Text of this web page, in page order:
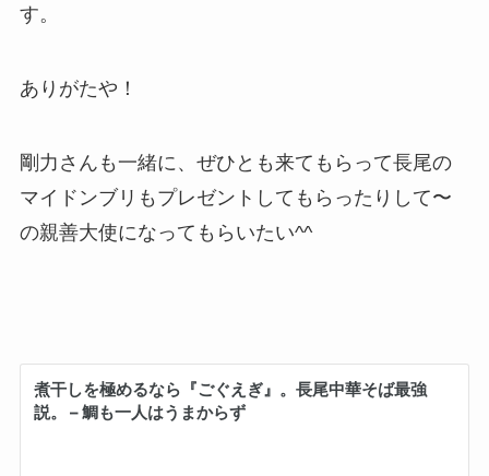
す。
ありがたや！
剛力さんも一緒に、ぜひとも来てもらって長尾の
マイドンブリもプレゼントしてもらったりして〜
の親善大使になってもらいたい^^